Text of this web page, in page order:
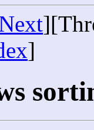
]